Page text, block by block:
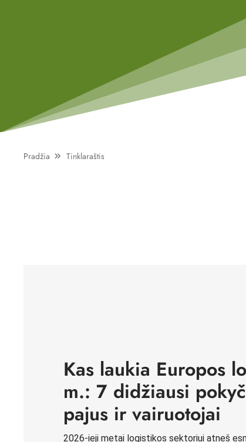
Pradžia Tinklaraštis
Kas laukia Europos
m.: 7 didžiausi
pajus ir vairuotojai
2026-ieji metai logistikos sektoriui atneš